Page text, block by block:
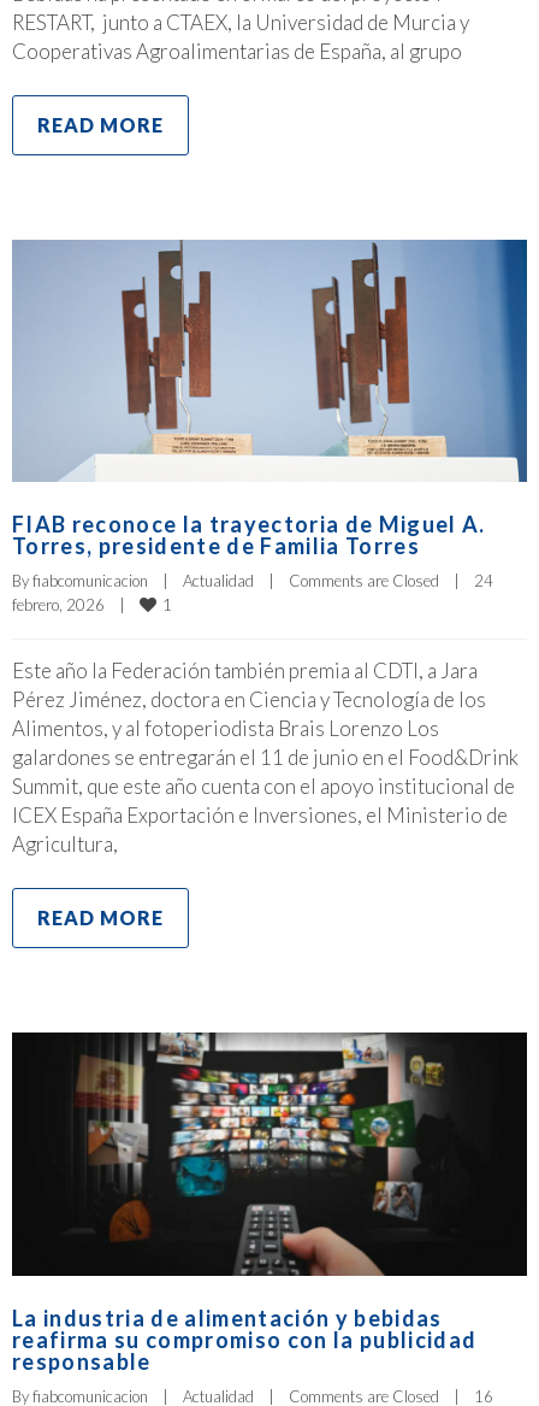
RESTART, junto a CTAEX, la Universidad de Murcia y
Cooperativas Agroalimentarias de España, al grupo
READ MORE
FIAB reconoce la trayectoria de Miguel A.
Torres, presidente de Familia Torres
By fiabcomunicacion Actualidad Comments are Closed
24
febrero, 2026
1
Este año la Federación también premia al CDTI, a Jara
Pérez Jiménez, doctora en Ciencia y Tecnología de los
Alimentos, y al fotoperiodista Brais Lorenzo Los
galardones se entregarán el 11 de junio en el Food&Drink
Summit, que este año cuenta con el apoyo institucional de
ICEX España Exportación e Inversiones, el Ministerio de
Agricultura,
READ MORE
La industria de alimentación y bebidas
reafirma su compromiso con la publicidad
responsable
By fiabcomunicacion Actualidad Comments are Closed 16